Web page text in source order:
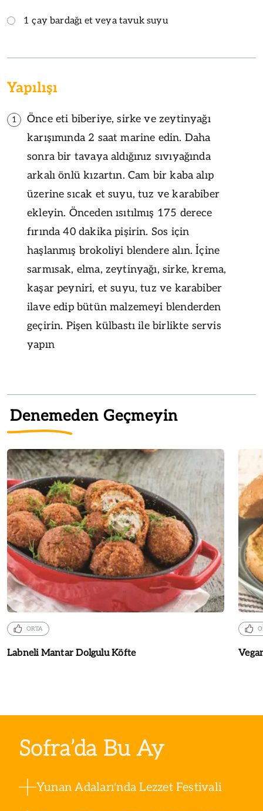
1 çay bardağı et veya tavuk suyu
Yapılışı
1
Önce eti biberiye, sirke ve zeytinyağı
karışımında 2 saat marine edin. Daha
sonra bir tavaya aldığınız sıvıyağında
arkalı önlü kızartın. Cam bir kaba alıp
üzerine sıcak et suyu, tuz ve karabiber
ekleyin. Önceden ısıtılmış 175 derece
fırında 40 dakika pişirin. Sos için
haşlanmış brokoliyi blendere alın. İçine
sarmısak, elma, zeytinyağı, sirke, krema,
kaşar peyniri, et suyu, tuz ve karabiber
ilave edip bütün malzemeyi blenderden
geçirin. Pişen külbastı ile birlikte servis
yapın
Denemeden Geçmeyin
ORTA
Labneli Mantar Dolgulu Köfte
Sofra’da Bu Ay
Yunan Adaları'nda Lezzet Festivali